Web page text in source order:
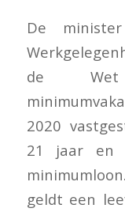
De
de Wet
2020
21 jaar en
geldt een